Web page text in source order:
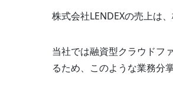
株式会社LENDEXの売上は
当社では融資型クラウドフ
るため、このような業務分